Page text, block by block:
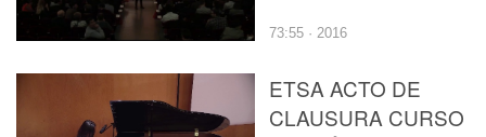
73:55 · 2016
ETSA ACTO DE
CLAUSURA CURSO